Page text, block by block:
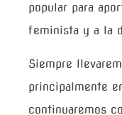
popular para
feminista y a la
Siempre
principalmente
continuaremos